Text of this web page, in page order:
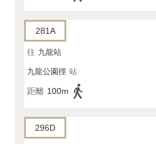
281A
往 九龍站
九龍公園徑 站
距離 100m
296D